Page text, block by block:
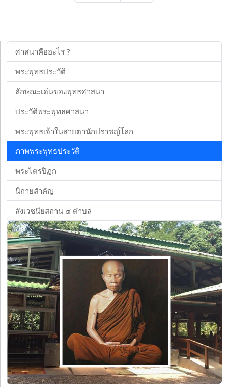
ศาสนาคืออะไร ?
พระพุทธประวัติ
ลักษณะเด่นของพุทธศาสนา
ประวัติพระพุทธศาสนา
พระพุทธเจ้าในสายตานักปราชญ์โลก
ภาพพระพุทธประวัติ
พระไตรปิฏก
นิกายสำคัญ
สังเวชนียสถาน ๔ ตำบล